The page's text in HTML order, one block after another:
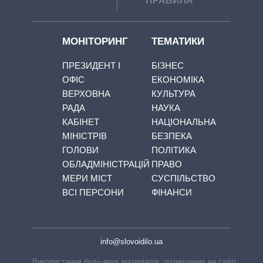
МОНІТОРИНГ
ПРЕЗИДЕНТ І
ОФІС
ВЕРХОВНА
РАДА
КАБІНЕТ
МІНІСТРІВ
ГОЛОВИ
ОБЛАДМІНІСТРАЦІЙ
МЕРИ МІСТ
ВСІ ПЕРСОНИ
ТЕМАТИКИ
БІЗНЕС
ЕКОНОМІКА
КУЛЬТУРА
НАУКА
НАЦІОНАЛЬНА
БЕЗПЕКА
ПОЛІТИКА
ПРАВО
СУСПІЛЬСТВО
ФІНАНСИ
info@slovoidilo.ua